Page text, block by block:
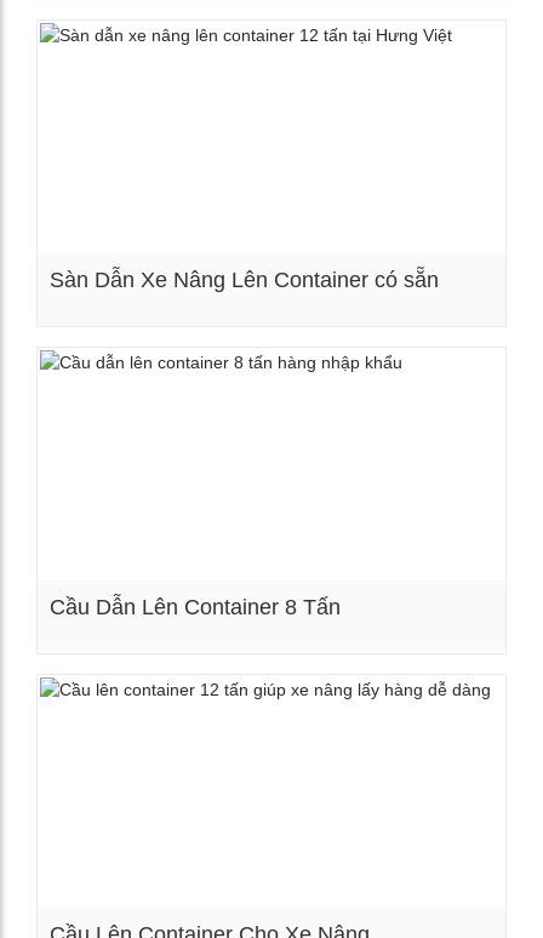
Sàn Dẫn Xe Nâng Lên Container có sẵn
Cầu Dẫn Lên Container 8 Tấn